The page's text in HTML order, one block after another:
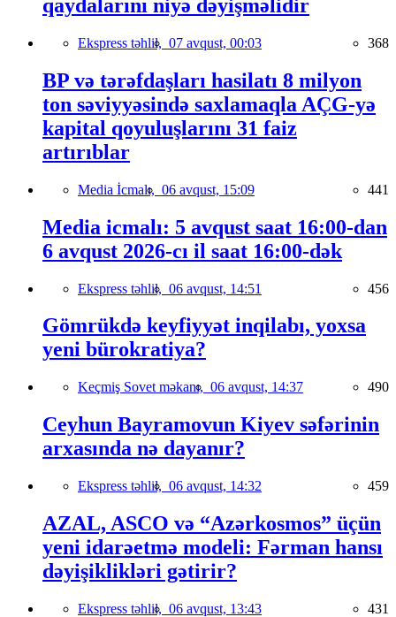
qaydalarını niyə dəyişməlidir
Ekspress təhlil, 07 avqust, 00:03 368
BP və tərəfdaşları hasilatı 8 milyon
ton səviyyəsində saxlamaqla AÇG-yə
kapital qoyuluşlarını 31 faiz
artırıblar
Media İcmalı, 06 avqust, 15:09 441
Media icmalı: 5 avqust saat 16:00-dan
6 avqust 2026-cı il saat 16:00-dək
Ekspress təhlil, 06 avqust, 14:51 456
Gömrükdə keyfiyyət inqilabı, yoxsa
yeni bürokratiya?
Keçmiş Sovet məkanı, 06 avqust, 14:37 490
Ceyhun Bayramovun Kiyev səfərinin
arxasında nə dayanır?
Ekspress təhlil, 06 avqust, 14:32 459
AZAL, ASCO və “Azərkosmos” üçün
yeni idarəetmə modeli: Fərman hansı
dəyişiklikləri gətirir?
Ekspress təhlil, 06 avqust, 13:43 431